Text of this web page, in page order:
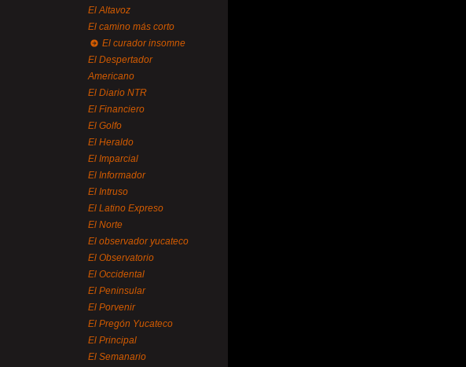
El Altavoz
El camino más corto
El curador insomne
El Despertador
Americano
El Diario NTR
El Financiero
El Golfo
El Heraldo
El Imparcial
El Informador
El Intruso
El Latino Expreso
El Norte
El observador yucateco
El Observatorio
El Occidental
El Peninsular
El Porvenir
El Pregón Yucateco
El Principal
El Semanario